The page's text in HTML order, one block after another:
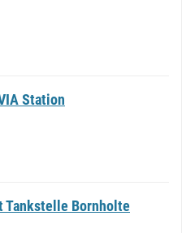
Station
Tankstelle Bornholte